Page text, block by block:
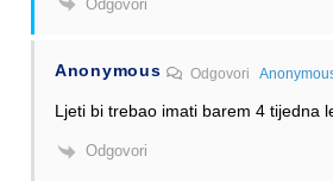
Odgovori
Anonymous Odgovori
Ljeti bi trebao imati barem 4 tijedna
Odgovori